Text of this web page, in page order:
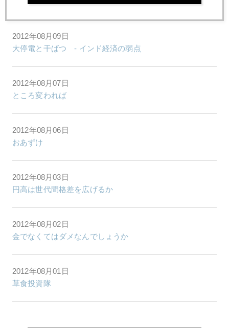
2012年08月09日
大停電と干ばつ - インド経済の弱点
2012年08月07日
ところ変われば
2012年08月06日
おあずけ
2012年08月03日
円高は世代間格差を広げるか
2012年08月02日
金でなくてはダメなんでしょうか
2012年08月01日
草食投資隊